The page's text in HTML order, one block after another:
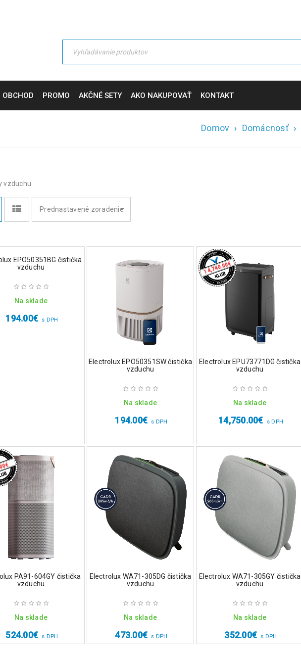
OBCHOD PROMO AKČNÉ SETY AKO NAKUPOVAŤ KONTAKT
Domov › Domácnosť ›
vzduchu
Prednastavené zoradenie
EPO50351BG čistička
vzduchu
Na sklade
194.00€ s DPH
Electrolux EPO50351SW čistička
vzduchu
Na sklade
194.00€ s DPH
14,740.00€
Electrolux EPU73771DG čistička
vzduchu
Na sklade
14,750.00€ s DPH
€
PA91-604GY čistička
vzduchu
Na sklade
524.00€ s DPH
Electrolux WA71-305DG čistička
vzduchu
Na sklade
473.00€ s DPH
Electrolux WA71-305GY čistička
vzduchu
Na sklade
352.00€ s DPH